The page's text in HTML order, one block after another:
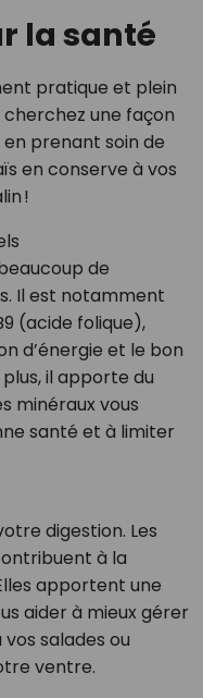
la santé
pratique et plein
une façon
prenant soin de
en conserve à vos
!
de
Il est notamment
(acide folique),
d’énergie et le bon
il apporte du
minéraux vous
santé et à limiter
digestion. Les
à la
apportent une
aider à mieux gérer
salades ou
ventre.